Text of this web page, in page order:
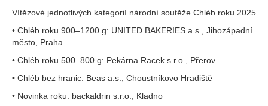
Vítězové jednotlivých kategorií národní soutěže Chléb roku 2025
• Chléb roku 900–1200 g: UNITED BAKERIES a.s., Jihozápadní
město, Praha
• Chléb roku 500–800 g: Pekárna Racek s.r.o., Přerov
• Chléb bez hranic: Beas a.s., Choustníkovo Hradiště
• Novinka roku: backaldrin s.r.o., Kladno